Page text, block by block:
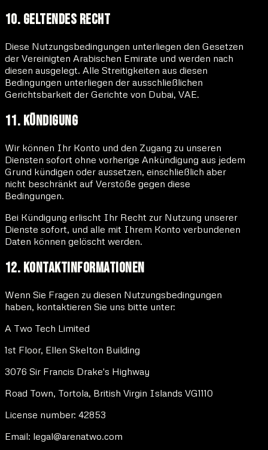
10. Geltendes Recht
Diese Nutzungsbedingungen unterliegen den Gesetzen
der Vereinigten Arabischen Emirate und werden nach
diesen ausgelegt. Alle Streitigkeiten aus diesen
Bedingungen unterliegen der ausschließlichen
Gerichtsbarkeit der Gerichte von Dubai, VAE.
11. Kündigung
Wir können Ihr Konto und den Zugang zu unseren
Diensten sofort ohne vorherige Ankündigung aus jedem
Grund kündigen oder aussetzen, einschließlich aber
nicht beschränkt auf Verstöße gegen diese
Bedingungen.
Bei Kündigung erlischt Ihr Recht zur Nutzung unserer
Dienste sofort, und alle mit Ihrem Konto verbundenen
Daten können gelöscht werden.
12. Kontaktinformationen
Wenn Sie Fragen zu diesen Nutzungsbedingungen
haben, kontaktieren Sie uns bitte unter:
A Two Tech Limited
1st Floor, Ellen Skelton Building
3076 Sir Francis Drake's Highway
Road Town, Tortola, British Virgin Islands VG1110
License number: 42853
Email: legal@arenatwo.com